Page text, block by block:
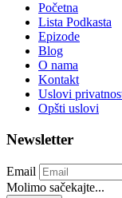
Početna
Lista Podkasta
Epizode
Blog
O nama
Kontakt
Uslovi
Opšti uslovi
Newsletter
Email
Molimo sačekajte...